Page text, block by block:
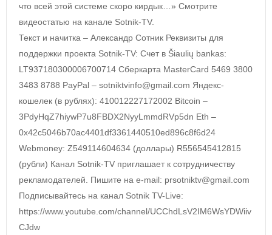
что всей этой системе скоро кирдык…» Смотрите
видеостатью на канале Sotnik-TV.
Текст и начитка – Александр Сотник Реквизиты для
поддержки проекта Sotnik-TV: Счет в Šiaulių bankas:
LT937180300006700714 Сберкарта MasterCard 5469 3800
3483 8788 PayPal – sotniktvinfo@gmail.com Яндекс-
кошелек (в рублях): 410012227172002 Bitcoin –
3PdyHqZ7hiywP7u8FBDX2NyyLmmdRVp5dn Eth –
0x42c5046b70ac4401df3361440510ed896c8f6d24
Webmoney: Z549114604634 (доллары) R556545412815
(рубли) Канал Sotnik-TV приглашает к сотрудничеству
рекламодателей. Пишите на e-mail: prsotniktv@gmail.com
Подписывайтесь на канал Sotnik TV-Live:
https://www.youtube.com/channel/UCChdLsV2IM6WsYDWiiv
CJdw